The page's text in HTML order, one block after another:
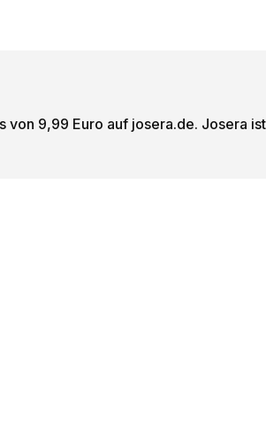
9,99 Euro auf josera.de. Josera